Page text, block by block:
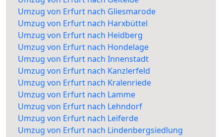
Umzug von Erfurt nach Gliesmarode
Umzug von Erfurt nach Harxbüttel
Umzug von Erfurt nach Heidberg
Umzug von Erfurt nach Hondelage
Umzug von Erfurt nach Innenstadt
Umzug von Erfurt nach Kanzlerfeld
Umzug von Erfurt nach Kralenriede
Umzug von Erfurt nach Lamme
Umzug von Erfurt nach Lehndorf
Umzug von Erfurt nach Leiferde
Umzug von Erfurt nach Lindenbergsiedlung